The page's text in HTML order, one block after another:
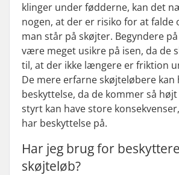
klinger under fødderne, kan det
nogen, at der er risiko for at falde
man står på skøjter. Begyndere
være meget usikre på isen, da de
til, at der ikke længere er friktion
De mere erfarne skøjteløbere kan
beskyttelse, da de kommer så
styrt kan have store
har beskyttelse på.
Har jeg brug for
skøjteløb?